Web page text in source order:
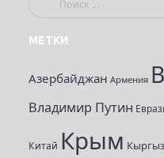
и
:
МЕТКИ
Азербайджан Армения
Владимир Путин
Китай Крым